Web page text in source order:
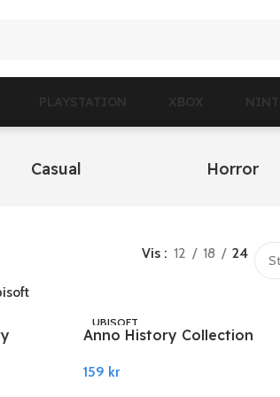
PLAYSTATION XBOX
Casual Horror
Vis 12 18 24
UBISOFT
Anno History Collection
159 kr